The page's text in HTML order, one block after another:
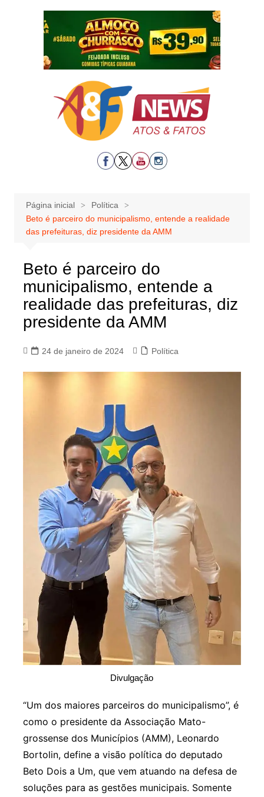
Página inicial
Política
Beto é parceiro do municipalismo, entende a realidade
das prefeituras, diz presidente da AMM
Beto é parceiro do
municipalismo, entende a
realidade das prefeituras, diz
presidente da AMM
24 de janeiro de 2024 Política
Divulgação
“Um dos maiores parceiros do municipalismo”, é
como o presidente da Associação Mato-
grossense dos Municípios (AMM), Leonardo
Bortolin, define a visão política do deputado
Beto Dois a Um, que vem atuando na defesa de
soluções para as gestões municipais. Somente